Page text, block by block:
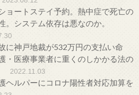
ョートステイ予約。熱中症で死亡の
。システム依存は悪なのか。
に神戸地裁が532万円の支払い命
・医療事業者に重くのしかかる法の
2022.11.03
ヘルパーにコロナ陽性者対応加算を